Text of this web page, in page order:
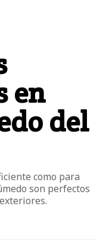
en
del
como para
son perfectos